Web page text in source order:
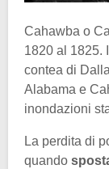
Cahawba o
1820 al 1825.
contea di
Alabama e
inondazioni
La perdita di
quando